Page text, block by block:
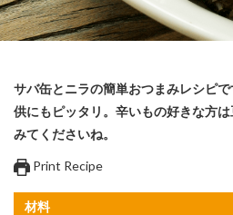
サバ缶とニラの簡単おつまみレシピ
供にもピッタリ。辛いもの好きな方
みてくださいね。
Print Recipe
材料